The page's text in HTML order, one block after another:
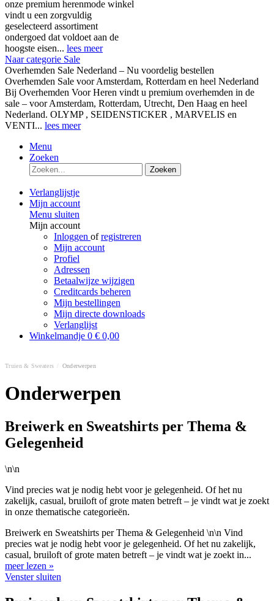
onze premium herenmode winkel
vindt u een zorgvuldig
geselecteerd assortiment
ondergoed dat voldoet aan de
hoogste eisen... lees meer
Naar categorie Sale
Overhemden Sale Nederland – Nu voordelig bestellen
Overhemden Sale voor Amsterdam, Rotterdam en heel Nederland
Bij Overhemden Voor Heren vindt u premium overhemden in de
sale – voor Amsterdam, Rotterdam, Utrecht, Den Haag en heel
Nederland. OLYMP , SEIDENSTICKER , MARVELIS en
VENTI... lees meer
Menu
Zoeken
Zoeken
Verlanglijstje
Mijn account
Menu sluiten
Mijn account
Inloggen ofregistreren
Mijn account
Profiel
Adressen
Betaalwijze wijzigen
Creditcards beheren
Mijn bestellingen
Mijn directe downloads
Verlanglijst
Winkelmandje 0 € 0,00
Truien & Sweaters Onderwerpen
Onderwerpen
Breiwerk en Sweatshirts per Thema &
Gelegenheid
\n\n
Vind precies wat je nodig hebt voor je gelegenheid. Of het nu
zakelijk, casual, bruiloft of grote maten betreft – je vindt wat je zoekt
in onze thematische categorieën.
Breiwerk en Sweatshirts per Thema & Gelegenheid \n\n Vind
precies wat je nodig hebt voor je gelegenheid. Of het nu zakelijk,
casual, bruiloft of grote maten betreft – je vindt wat je zoekt in...
meer lezen »
Venster sluiten